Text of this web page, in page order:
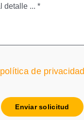
política de privacidad
Enviar solicitud